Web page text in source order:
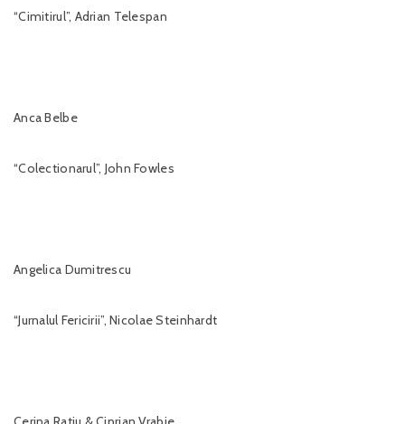
“Cimitirul”, Adrian Telespan
Anca Belbe
“Colectionarul”, John Fowles
Angelica Dumitrescu
“Jurnalul Fericirii”, Nicolae Steinhardt